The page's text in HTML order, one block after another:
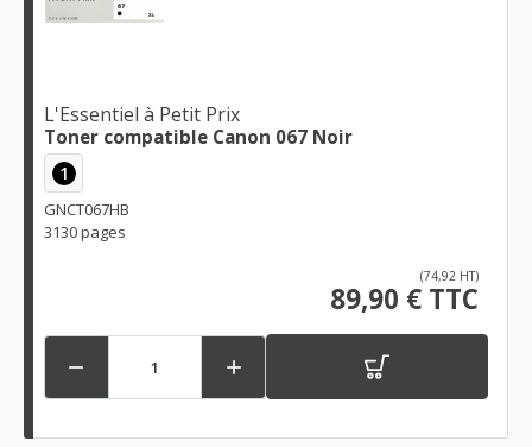
L'Essentiel à Petit Prix
Toner compatible Canon 067 Noir
1
GNCT067HB
3130 pages
(74,92 HT)
89,90 € TTC
 